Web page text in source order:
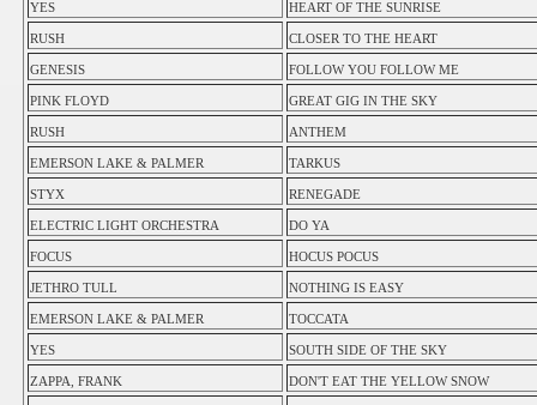
YES HEART OF THE SUNRISE
RUSH CLOSER TO THE HEART
GENESIS FOLLOW YOU FOLLOW ME
PINK FLOYD GREAT GIG IN THE SKY
RUSH ANTHEM
EMERSON LAKE & PALMER TARKUS
STYX RENEGADE
ELECTRIC LIGHT ORCHESTRA DO YA
FOCUS HOCUS POCUS
JETHRO TULL NOTHING IS EASY
EMERSON LAKE & PALMER TOCCATA
YES SOUTH SIDE OF THE SKY
ZAPPA, FRANK DON'T EAT THE YELLOW SNOW